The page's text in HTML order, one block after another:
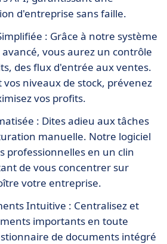
d'entreprise sans faille.
: Grâce à notre système
vous aurez un contrôle
des flux d'entrée aux ventes.
vos niveaux de stock, prévenez
vos profits.
: Dites adieu aux tâches
manuelle. Notre logiciel
professionnelles en un clin
de vous concentrer sur
votre entreprise.
Intuitive : Centralisez et
importants en toute
de documents intégré